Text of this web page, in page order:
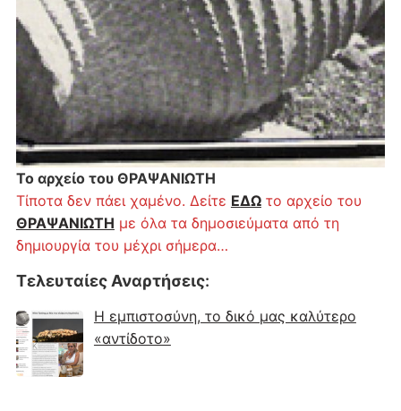
Το αρχείο του ΘΡΑΨΑΝΙΩΤΗ
Τίποτα δεν πάει χαμένο. Δείτε ΕΔΩτο αρχείο του
ΘΡΑΨΑΝΙΩΤΗ με όλα τα δημοσιεύματα από τη
δημιουργία του μέχρι σήμερα…
Τελευταίες Αναρτήσεις:
Η εμπιστοσύνη, το δικό μας καλύτερο
«αντίδοτο»